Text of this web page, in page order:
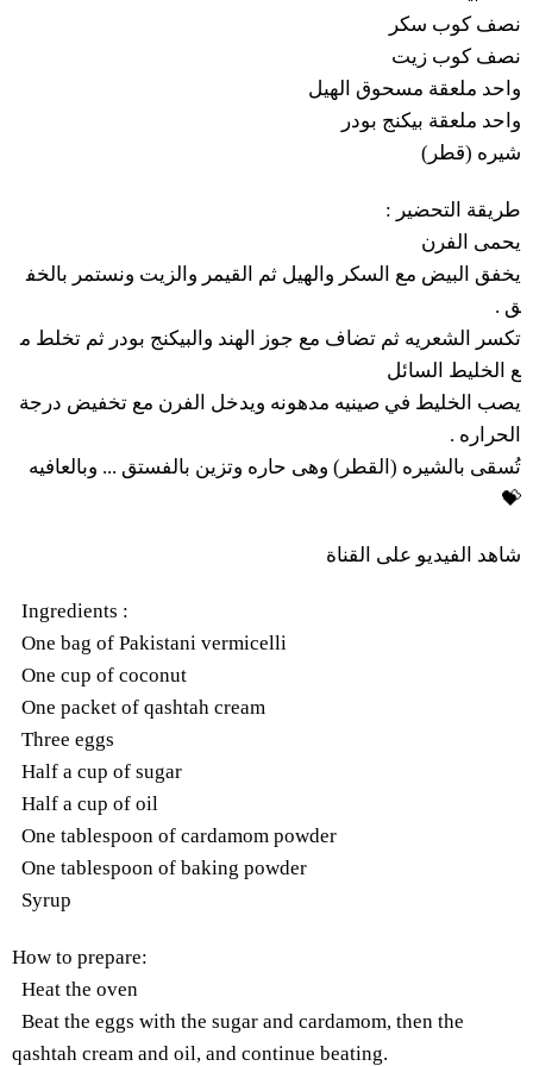
نصف كوب سكر
نصف كوب زيت
واحد ملعقة مسحوق الهيل
واحد ملعقة بيكنج بودر
شيره (قطر)
طريقة التحضير :
يحمى الفرن
يخفق البيض مع السكر والهيل ثم القيمر والزيت ونستمر بالخف
ق .
تكسر
الشعريه ثم تضاف مع جوز الهند والبيكنج بودر ثم تخلط م
ع الخليط السائل
يصب الخليط في صينيه مدهونه ويدخل الفرن مع تخفيض درجة
الحراره .
تُسقى بالشيره ( القطر) وهى حاره وتزين بالفستق ... وبالعافيه
💝
شاهد الفيديو على القناة
Ingredients :
One bag of Pakistani vermicelli
One cup of coconut
One packet of qashtah cream
Three eggs
Half a cup of sugar
Half a cup of oil
One tablespoon of cardamom powder
One tablespoon of baking powder
Syrup
How to prepare:
Heat the oven
Beat the eggs with the sugar and cardamom, then the
qashtah cream and oil, and continue beating.